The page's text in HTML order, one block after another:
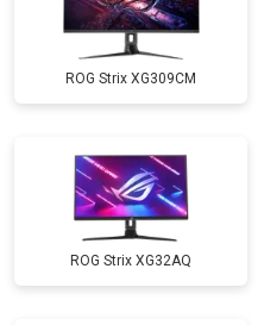
ROG Strix XG309CM
ROG Strix XG32AQ